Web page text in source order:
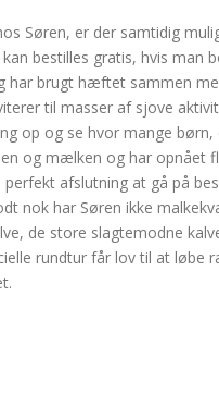
Søren, er der samtidig
bestilles gratis, hvis man
har brugt hæftet sammen
til masser af sjove
op og se hvor mange
og mælken og har opnået
perfekt afslutning at gå på
nok har Søren ikke
de store slagtemodne
rundtur får lov til at